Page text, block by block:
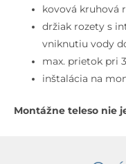
kovová kruhová
držiak rozety s
vniknutiu vody
max. prietok pri
inštalácia na
Montážne teleso nie